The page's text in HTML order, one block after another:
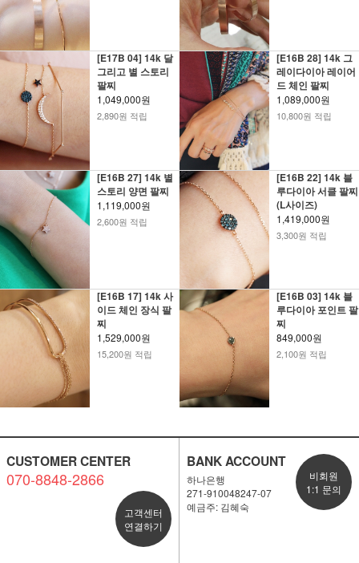
[E17B 04] 14k 달
그리고 별 스토리
팔찌
1,049,000원
2,890원 적립
[E16B 28] 14k 그
레이다이아 레이어
드 체인 팔찌
1,089,000원
10,800원 적립
[E16B 27] 14k 별
스토리 양면 팔찌
1,119,000원
2,600원 적립
[E16B 22] 14k 블
루다이아 서클 팔찌
(L사이즈)
1,419,000원
3,300원 적립
[E16B 17] 14k 사
이드 체인 장식 팔
찌
1,529,000원
15,200원 적립
[E16B 03] 14k 블
루다이아 포인트 팔
찌
849,000원
2,100원 적립
CUSTOMER CENTER
070-8848-2866
고객센터
연결하기
BANK ACCOUNT
하나은행
271-910048247-07
예금주: 김혜숙
비회원
1:1 문의